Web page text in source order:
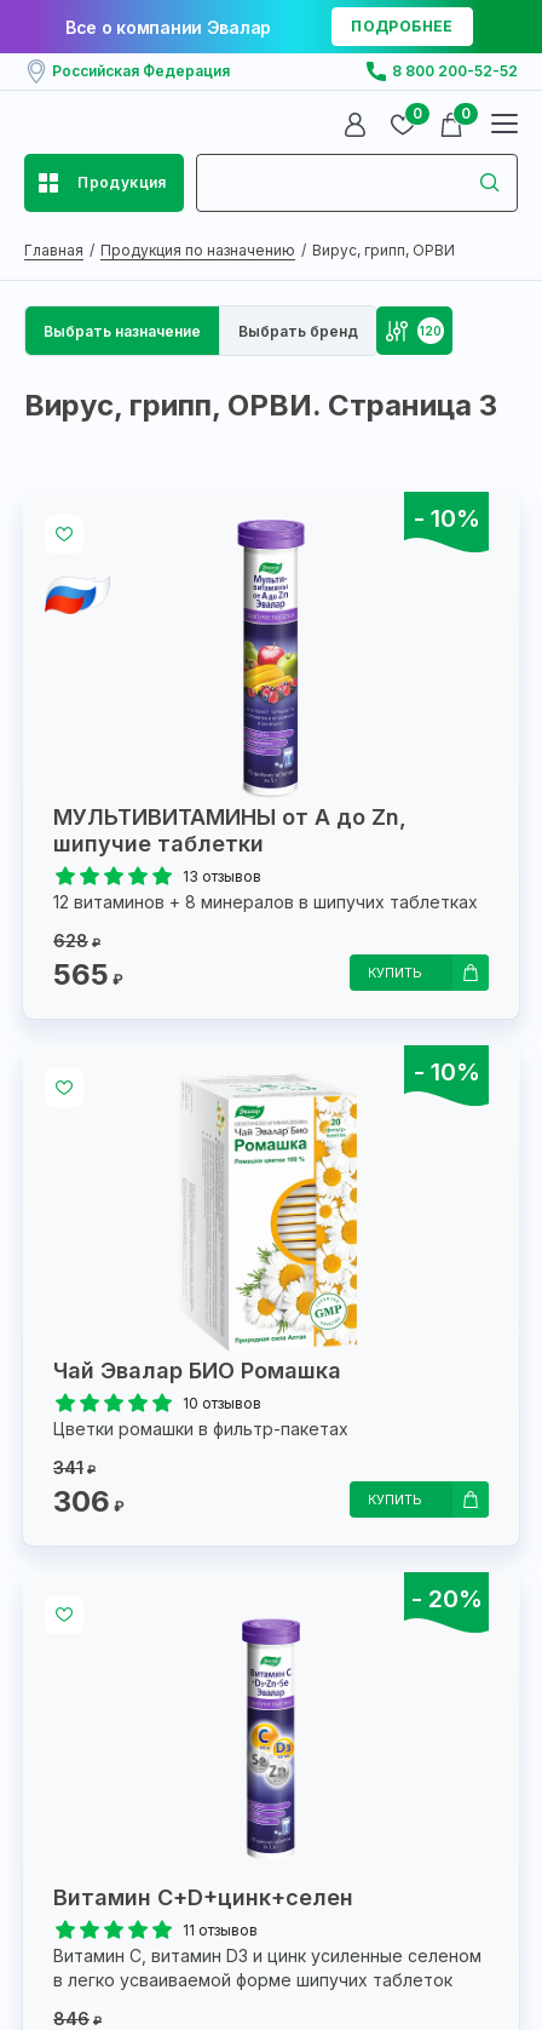
Все о компании Эвалар ПОДРОБНЕЕ
Российская Федерация 8 800 200-52-52
0 0
Продукция
Главная Продукция по назначению Вирус, грипп, ОРВИ
Выбрать назначение Выбрать бренд 120
Вирус, грипп, ОРВИ. Страница 3
- 10%
МУЛЬТИВИТАМИНЫ от А до Zn,
шипучие таблетки
13 отзывов
12 витаминов + 8 минералов в шипучих таблетках
628 ₽
565 ₽ КУПИТЬ
- 10%
Чай Эвалар БИО Ромашка
10 отзывов
Цветки ромашки в фильтр-пакетах
341 ₽
306 ₽ КУПИТЬ
- 20%
Витамин С+D+цинк+селен
11 отзывов
Витамин С, витамин D3 и цинк усиленные селеном
в легко усваиваемой форме шипучих таблеток
846 ₽